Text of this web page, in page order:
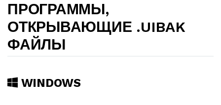
ПРОГРАММЫ,
ОТКРЫВАЮЩИЕ .UIBAK
ФАЙЛЫ
WINDOWS